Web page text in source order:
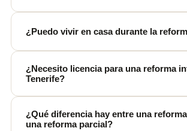
¿Puedo vivir en casa durante la
¿Necesito licencia para una reforma
Tenerife?
¿Qué diferencia hay entre una
una reforma parcial?